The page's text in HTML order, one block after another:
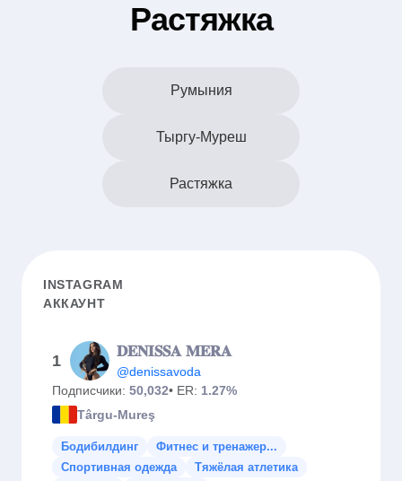
Растяжка
Румыния
Тыргу-Муреш
Растяжка
INSTAGRAM
АККАУНТ
1
𝐃𝐄𝐍𝐈𝐒𝐒𝐀 𝐌𝐄𝐑𝐀
@denissavoda
Подписчики: 50,032• ER: 1.27%
Târgu-Mureş
Бодибилдинг
Фитнес и тренажер...
Спортивная одежда
Тяжёлая атлетика